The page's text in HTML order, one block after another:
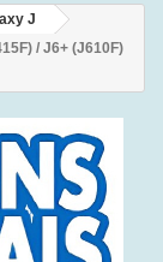
J
/ J6+ (J610F)